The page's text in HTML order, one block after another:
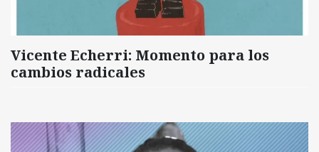
Vicente Echerri: Momento para los
cambios radicales